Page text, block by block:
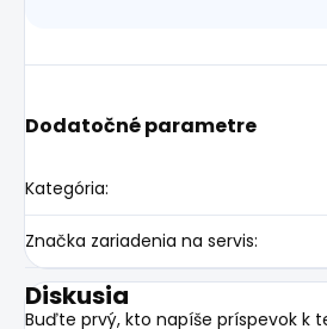
Dodatočné parametre
Kategória:
Značka zariadenia na servis:
Diskusia
Buďte prvý, kto napíše príspevok k